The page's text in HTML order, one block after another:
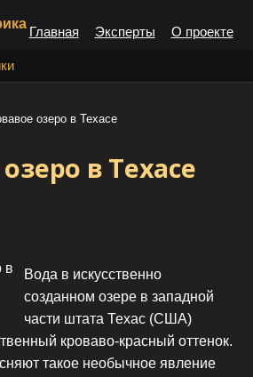
Главная Эксперты О проекте
озеро в Техасе
в Техасе
Вода в искусственно
созданном озере в западной
части штата Техас (США)
кроваво-красный оттенок.
такое необычное явление